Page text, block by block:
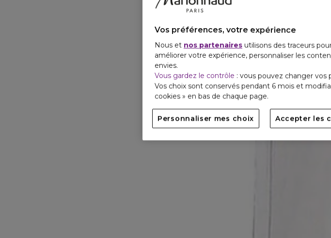
Vos préférences, votre expérience
Nous et nos partenaires utilisons des traceurs
améliorer votre expérience, personnaliser les
envies.
Vous gardez le contrôle : vous pouvez changer
Vos choix sont conservés pendant 6 mois et
cookies » en bas de chaque page.
Personnaliser mes choix Accepter les